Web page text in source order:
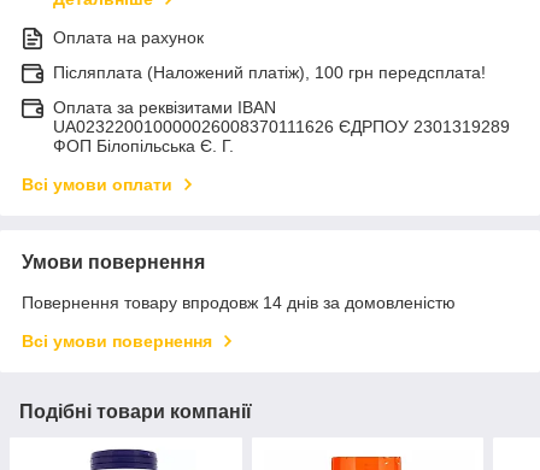
Оплата на рахунок
Післяплата (Наложений платіж), 100 грн передсплата!
Оплата за реквізитами IBAN
UA023220010000026008370111626 ЄДРПОУ 2301319289
ФОП Білопільська Є. Г.
Всі умови оплати
Умови повернення
Повернення товару впродовж 14 днів за домовленістю
Всі умови повернення
Подібні товари компанії